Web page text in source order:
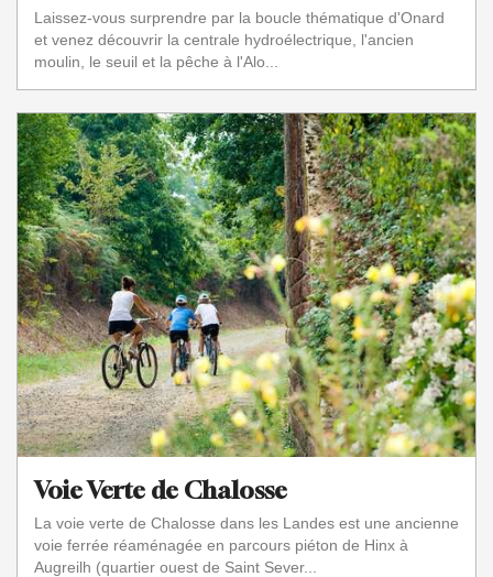
Laissez-vous surprendre par la boucle thématique d'Onard
et venez découvrir la centrale hydroélectrique, l'ancien
moulin, le seuil et la pêche à l'Alo...
Voie Verte de Chalosse
La voie verte de Chalosse dans les Landes est une ancienne
voie ferrée réaménagée en parcours piéton de Hinx à
Augreilh (quartier ouest de Saint Sever...